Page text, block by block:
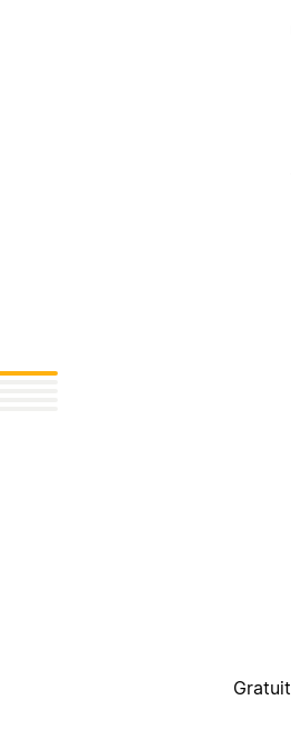
Gratuit